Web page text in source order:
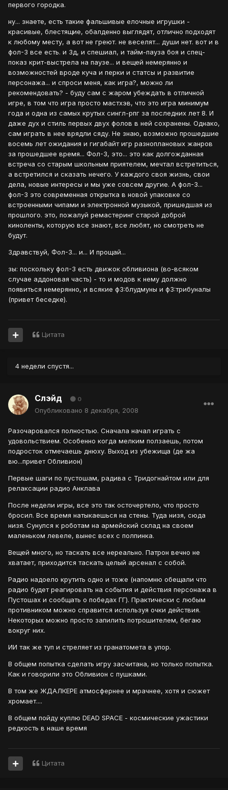
первого городка.
ну... знаете, есть такие фальшивые елочные игрушки -
красивые, блестящие, обалденно выглядят, отлично подходят
к любому месту, а вот не греют. не веселят... души нет. вот и в
фол-3 все есть. и 3д, и спешиал, и тайм-пауза боя и спец-
показ крит-выстрела на паузе... и вещей немерянно и
возможностей вроде куча и перки и статсы и развитие
персонажа... и спроси меня, как игра?, можно ли
рекомендовать? - буду сам с жаром убеждать в отличной
игре, в том что игра просто мастхэв, что это игра минимум
года и одна из самых крутых сингл-рпг за последних лет 8. И
даже дух и стиль первых двух фолов в ней сохранены. Однако,
сам играть в нее врядли сяду. Не знаю, возможно прошедшие
восемь лет ожидания и гигабайт игр разноплановых жанров
за прошедшее время... Фол-3, это... это как долгожданная
встреча со старым школьным приятелем, мечтал встретиться,
а встретился и сказать нечего. У каждого своя жизнь, свои
дела, новые интересы и мы уже совсем другие. А фол-3...
фол-3 это современная открытка в новой упаковке со
встроенными чипами и электронной музыкой, пришедшая из
прошлого. это, пожалуй ремастеринг старой доброй
киноленты, которую все знают, все любят, но смотреть не
будут.
Здравствуй, Фол-3... и... И прощай...
зы: поскольку фол-3 есть движок обливиона (во-всяком
случае аддоновая часть) - то и модов к нему должно
появиться немерянно, и всякие ф3:блудмуны и ф3:трибуналы
(привет беседке).
Цитата
4 недели спустя...
Слэйд 0
Опубликовано 8 декабря, 2008
Разочаровался полностью. Сначала начал играть с
удовольствием. Особенно когда мелким ползаешь, потом
подросток отмечаешь днюху. Выход из убежища (де жа
вю...привет Обливион)
Первые шаги по пустошам, радива с Тридогнайтом или для
релаксации радио Анклава
После недели игры, все это так осточертело, что просто
бросил. Все время натыкаешься на стены. Туда низя, сюда
низя. Сунулся к роботам на армейский склад на своем
маленьком левеле, вынес всех с полпинка.
Вещей много, но таскать все нереально. Патрон вечно не
хватает, приходится таскать целый арсенал с собой.
Радио надоело крутить одно и тоже (напомню обещали что
радио будет реагировать на события и действия персонажа в
Пустошах и сообщать о победах ГГ). Практически с любым
противником можно справится используя очки действия.
Некоторых можно просто запилить потрошителем, бегаю
вокруг них.
ИИ так же туп и стреляет из гранатомета в упор.
В общем попытка сделать игру засчитана, но только попытка.
Как и говорили это Обливион с пушками.
В том же ЖДАЛКЕРЕ атмосфернее и мрачнее, хотя и сюжет
хромает....
В общем пойду куплю DEAD SPACE - космические ужастики
редкость в наше время
Цитата